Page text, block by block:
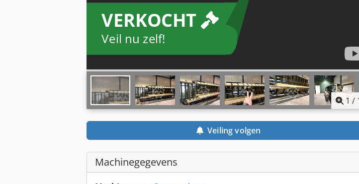
VERKOCHT
Veil nu zelf!
1 /
Veiling volgen
Machinegegevens